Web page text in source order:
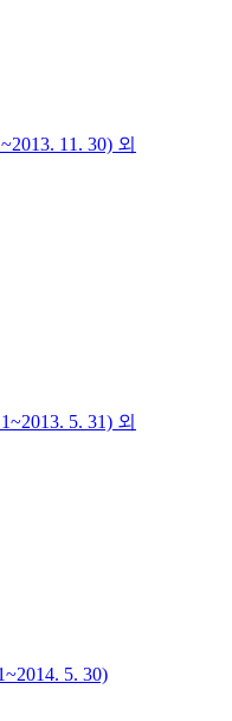
11. 30) 외
5. 31) 외
5. 30)